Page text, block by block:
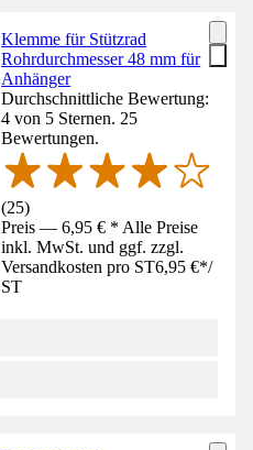
Klemme für Stützrad
Rohrdurchmesser 48 mm für
Anhänger
Durchschnittliche Bewertung:
4 von 5 Sternen. 25
Bewertungen.
(25)
Preis — 6,95 € * Alle Preise
inkl. MwSt. und ggf. zzgl.
Versandkosten pro ST6,95 €*/
ST